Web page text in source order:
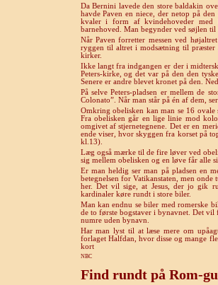
Da Bernini lavede den store baldakin
havde Paven en niece, der netop på
kvaler i form af kvindehoveder med
barnehoved. Man begynder ved søjlen
Når Paven forretter messen ved
ryggen til altret i modsætning til præster
kirker.
Ikke langt fra indgangen er der i
Peters-kirke, og det var på den den
Senere er andre blevet kronet på den.
På selve Peters-pladsen er mellem de
Colonato”. Når man står på én af dem,
Omkring obelisken kan man se 16
Fra obelisken går en lige linie mod
omgivet af stjernetegnene. Det er en
ende viser, hvor skyggen fra korset på
kl.13).
Læg også mærke til de fire løver ved
sig mellem obelisken og en løve får alle
Er man heldig ser man på pladsen en
betegnelsen for Vatikanstaten, men onde
her. Det vil sige, at Jesus, der jo gik
kardinaler køre rundt i store biler.
Man kan endnu se biler med romerske
de to første bogstaver i bynavnet. Det
numre uden bynavn.
Har man lyst til at læse mere om
forlaget Halfdan, hvor disse og mange
kort
NBC
Find rundt på Rom-